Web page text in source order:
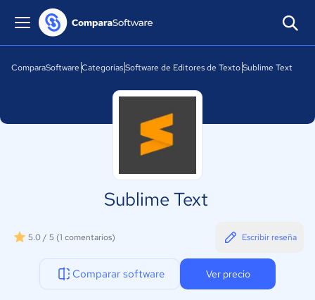
ComparaSoftware CategoríasSoftware de Editores de TextoSublime Text
Sublime Text
5.0 / 5 (1 comentarios) Escribir reseña
Comparar software Ver precio